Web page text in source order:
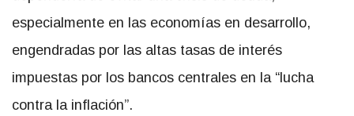
especialmente en las economías en desarrollo,
engendradas por las altas tasas de interés
impuestas por los bancos centrales en la “lucha
contra la inflación”.